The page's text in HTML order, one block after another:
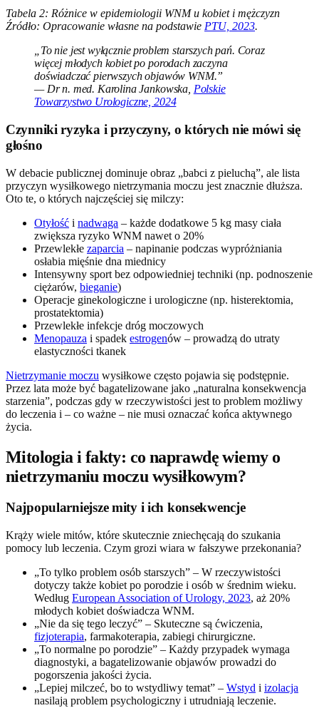
Tabela 2: Różnice w epidemiologii WNM u kobiet i mężczyzn
Źródło: Opracowanie własne na podstawie PTU, 2023.
„To nie jest wyłącznie problem starszych pań. Coraz
więcej młodych kobiet po porodach zaczyna
doświadczać pierwszych objawów WNM.”
— Dr n. med. Karolina Jankowska, Polskie
Towarzystwo Urologiczne, 2024
Czynniki ryzyka i przyczyny, o których nie mówi się
głośno
W debacie publicznej dominuje obraz „babci z pieluchą”, ale lista
przyczyn wysiłkowego nietrzymania moczu jest znacznie dłuższa.
Oto te, o których najczęściej się milczy:
Otyłość i nadwaga – każde dodatkowe 5 kg masy ciała
zwiększa ryzyko WNM nawet o 20%
Przewlekłe zaparcia – napinanie podczas wypróżniania
osłabia mięśnie dna miednicy
Intensywny sport bez odpowiedniej techniki (np. podnoszenie
ciężarów, bieganie)
Operacje ginekologiczne i urologiczne (np. histerektomia,
prostatektomia)
Przewlekłe infekcje dróg moczowych
Menopauza i spadek estrogenów – prowadzą do utraty
elastyczności tkanek
Nietrzymanie moczu wysiłkowe często pojawia się podstępnie.
Przez lata może być bagatelizowane jako „naturalna konsekwencja
starzenia”, podczas gdy w rzeczywistości jest to problem możliwy
do leczenia i – co ważne – nie musi oznaczać końca aktywnego
życia.
Mitologia i fakty: co naprawdę wiemy o
nietrzymaniu moczu wysiłkowym?
Najpopularniejsze mity i ich konsekwencje
Krąży wiele mitów, które skutecznie zniechęcają do szukania
pomocy lub leczenia. Czym grozi wiara w fałszywe przekonania?
„To tylko problem osób starszych” – W rzeczywistości
dotyczy także kobiet po porodzie i osób w średnim wieku.
Według European Association of Urology, 2023, aż 20%
młodych kobiet doświadcza WNM.
„Nie da się tego leczyć” – Skuteczne są ćwiczenia,
fizjoterapia, farmakoterapia, zabiegi chirurgiczne.
„To normalne po porodzie” – Każdy przypadek wymaga
diagnostyki, a bagatelizowanie objawów prowadzi do
pogorszenia jakości życia.
„Lepiej milczeć, bo to wstydliwy temat” – Wstyd i izolacja
nasilają problem psychologiczny i utrudniają leczenie.